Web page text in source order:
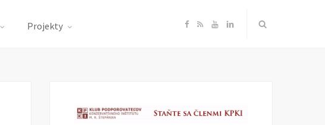
Projekty F
e
R Y
T
L
k